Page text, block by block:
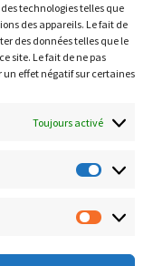
technologies telles que
des appareils. Le fait de
des données telles que le
site. Le fait de ne pas
effet négatif sur certaines
Toujours activé